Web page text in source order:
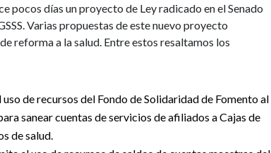
pocos días un proyecto de Ley radicado en el Senado
Varias propuestas de este nuevo proyecto
reforma a la salud. Entre estos resaltamos los
de recursos del Fondo de Solidaridad de Fomento al
sanear cuentas de servicios de afiliados a Cajas de
de salud.